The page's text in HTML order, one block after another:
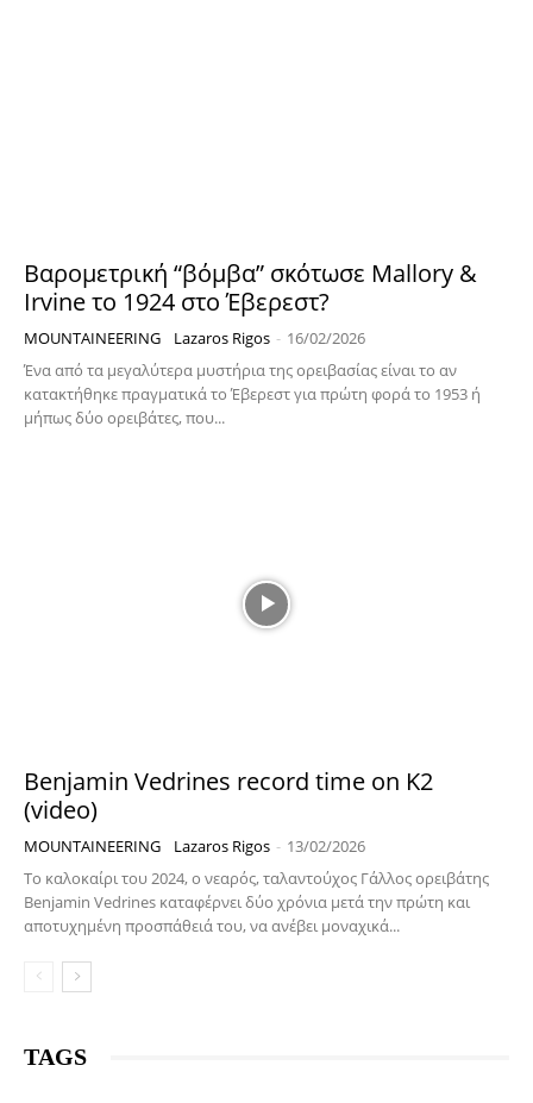
Βαρομετρική “βόμβα” σκότωσε Mallory &
Irvine το 1924 στο Έβερεστ?
MOUNTAINEERING Lazaros Rigos - 16/02/2026
Ένα από τα μεγαλύτερα μυστήρια της ορειβασίας είναι το αν
κατακτήθηκε πραγματικά το Έβερεστ για πρώτη φορά το 1953 ή
μήπως δύο ορειβάτες, που...
Benjamin Vedrines record time on K2
(video)
MOUNTAINEERING Lazaros Rigos - 13/02/2026
Το καλοκαίρι του 2024, ο νεαρός, ταλαντούχος Γάλλος ορειβάτης
Benjamin Vedrines καταφέρνει δύο χρόνια μετά την πρώτη και
αποτυχημένη προσπάθειά του, να ανέβει μοναχικά...
TAGS